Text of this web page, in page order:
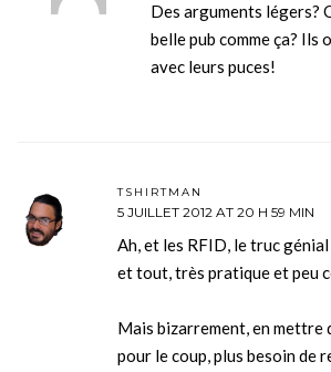
Des arguments légers?
belle pub comme ça? Ils
avec leurs puces!
TSHIRTMAN
5 JUILLET 2012 AT 20 H 59 MIN
Ah, et les RFID, le truc
et tout, très pratique et peu
Mais bizarrement, en mettre
pour le coup, plus besoin de